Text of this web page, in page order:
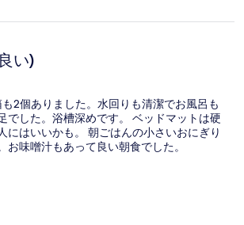
い)
2個ありました。水回りも清潔でお風呂も
でした。浴槽深めです。 ベッドマットは硬
にはいいかも。 朝ごはんの小さいおにぎり
お味噌汁もあって良い朝食でした。